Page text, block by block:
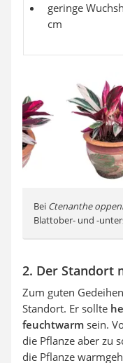
geringe
cm
Bei Ctenanthe
Blattober- und -
2. Der Standort
Zum guten
Standort. Er sollte
feuchtwarm sein.
die Pflanze aber zu
die Pflanze